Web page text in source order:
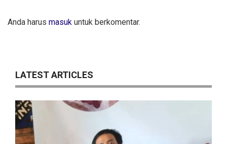
Anda harus masuk untuk berkomentar.
LATEST ARTICLES